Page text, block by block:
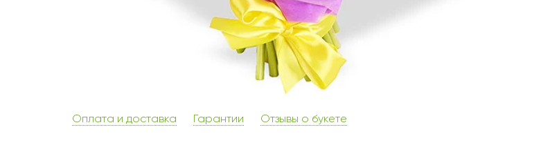
Оплата и доставка Гарантии Отзывы о букете